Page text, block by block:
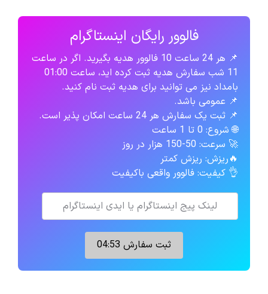
فالوور رایگان اینستاگرام
📌 هر 24 ساعت 10 فالوور هدیه بگیرید. اگر در ساعت
11 شب سفارش هدیه ثبت کرده اید، ساعت 01:00
بامداد نیز می توانید برای هدیه ثبت نام کنید.
📌 عمومی باشد.
📌 ثبت یک سفارش هر 24 ساعت امکان پذیر است.
🌐 شروع: 0 تا 1 ساعت
🚀 سرعت: 50-150 هزار در روز
🔥ریزش: ریزش کمتر
👌 کیفیت: فالوور واقعی باکیفیت
ثبت سفارش 04:52